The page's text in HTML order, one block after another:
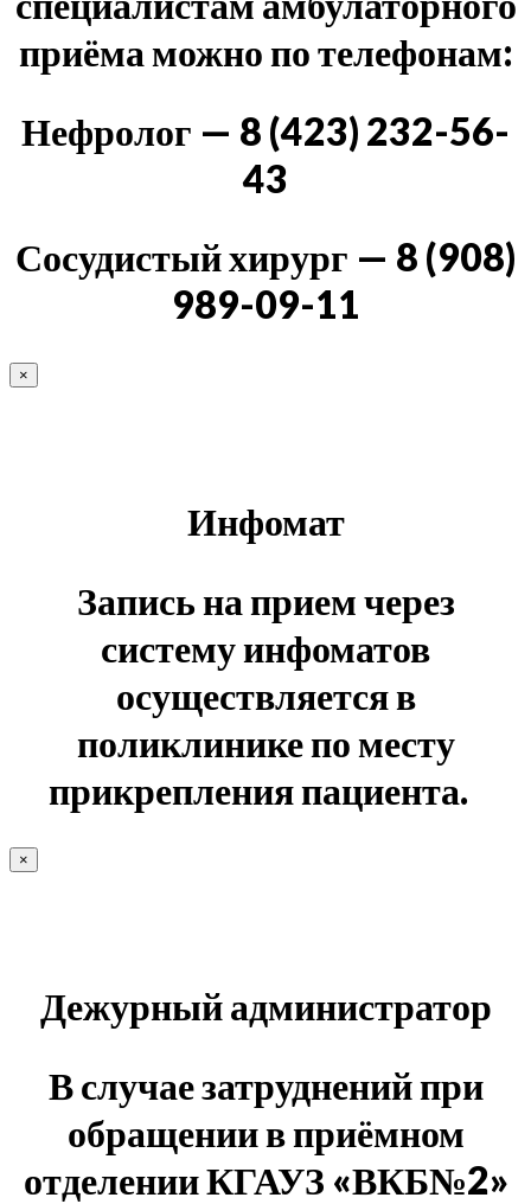
приёма можно по телефонам:
Нефролог — 8 (423) 232-56-
43
Сосудистый хирург — 8 (908)
989-09-11
×
Инфомат
Запись на прием через
систему инфоматов
осуществляется в
поликлинике по месту
прикрепления пациента.
×
Дежурный администратор
В случае затруднений при
обращении в приёмном
отделении КГАУЗ «ВКБ№2»